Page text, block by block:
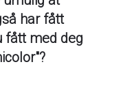
har fått
fått med deg